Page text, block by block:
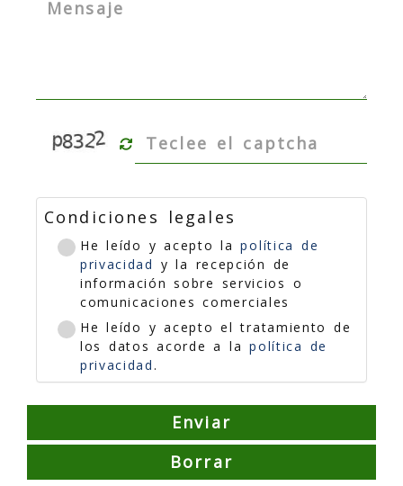
Condiciones legales
He leído y acepto lapolítica de
privacidad y la recepción de
información sobre servicios o
comunicaciones comerciales
He leído y acepto el tratamiento de
los datos acorde a lapolítica de
privacidad .
Enviar
Borrar